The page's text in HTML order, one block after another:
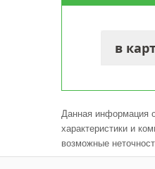
в
Данная информация
характеристики и
возможные